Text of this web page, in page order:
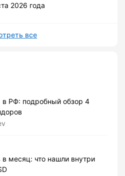
2026 года
все
в РФ: подробный обзор 4
месяц: что нашли внутри